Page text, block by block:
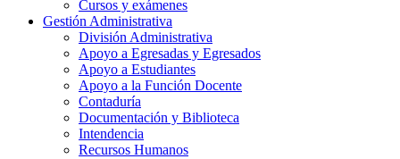
Cursos y exámenes
Gestión Administrativa
División Administrativa
Apoyo a Egresadas y Egresados
Apoyo a Estudiantes
Apoyo a la Función Docente
Contaduría
Documentación y Biblioteca
Intendencia
Recursos Humanos